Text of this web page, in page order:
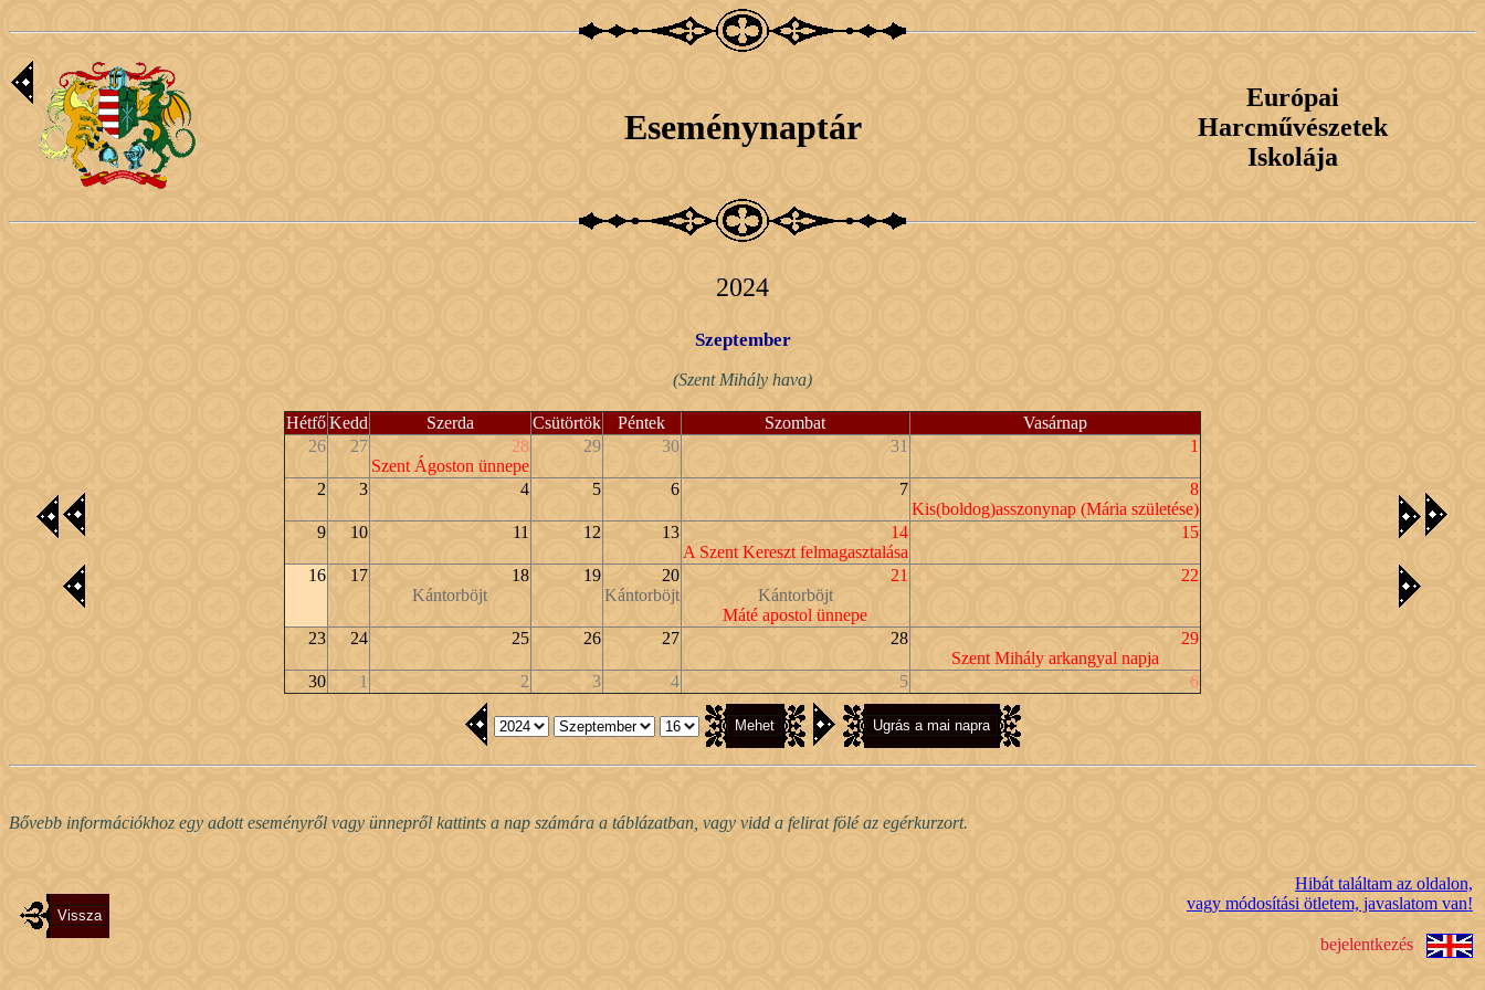
Eseménynaptár
Európai
Harcművészetek
Iskolája
2024
Szeptember
(Szent Mihály hava)
Hétfő Kedd Szerda Csütörtök Péntek Szombat
Vasárnap
26
27
28
Szent Ágoston ünnepe
29 30 31 1
2 3 4 5 6 7
8
Kis(boldog)asszonynap (Mária születése)
9
10 11 12 13
14
A Szent Kereszt felmagasztalása
15
16 17
18
Kántorböjt
19
20
Kántorböjt
21
Kántorböjt
Máté apostol ünnepe
22
23 24 25 26 27 28
29
Szent Mihály arkangyal napja
30
1 2 3 4 5 6
Bővebb információkhoz egy adott eseményről vagy ünnepről kattints a nap számára a táblázatban, vagy vidd a felirat fölé az egérkurzort.
Hibát találtam az oldalon,
vagy módosítási ötletem, javaslatom van!
bejelentkezés